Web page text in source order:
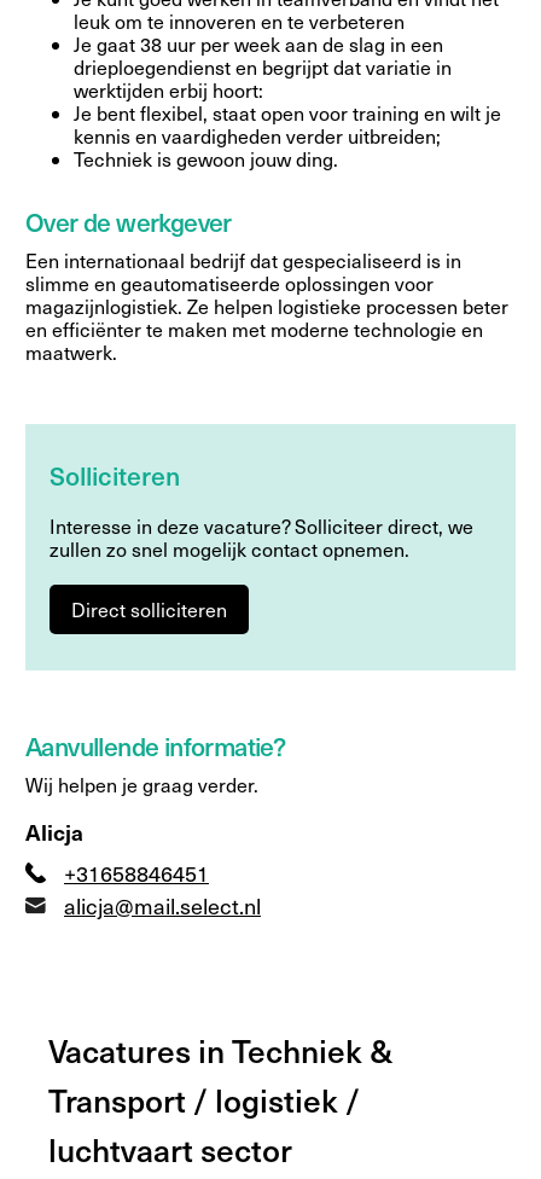
leuk om te innoveren en te verbeteren
Je gaat 38 uur per week aan de slag in een
drieploegendienst en begrijpt dat variatie in
werktijden erbij hoort:
Je bent flexibel, staat open voor training en wilt je
kennis en vaardigheden verder uitbreiden;
Techniek is gewoon jouw ding.
Over de werkgever
Een internationaal bedrijf dat gespecialiseerd is in
slimme en geautomatiseerde oplossingen voor
magazijnlogistiek. Ze helpen logistieke processen beter
en efficiënter te maken met moderne technologie en
maatwerk.
Solliciteren
Interesse in deze vacature? Solliciteer direct, we
zullen zo snel mogelijk contact opnemen.
Direct solliciteren
Aanvullende informatie?
Wij helpen je graag verder.
Alicja
+31658846451
alicja@mail.select.nl
Vacatures in Techniek &
Transport / logistiek /
luchtvaart sector